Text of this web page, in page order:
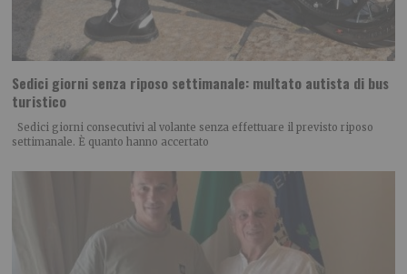
Sedici giorni senza riposo settimanale: multato autista di bus
turistico
Sedici giorni consecutivi al volante senza effettuare il previsto riposo
settimanale. È quanto hanno accertato